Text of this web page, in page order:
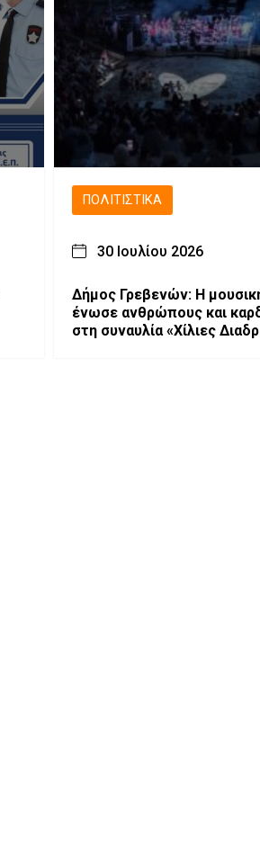
ΠΟΛΙΤΙΣΤΙΚΆ
30 Ιουλίου 2026
Δήμος Γρεβενών: Η
ένωσε ανθρώπους και
στη συναυλία «Χίλιες